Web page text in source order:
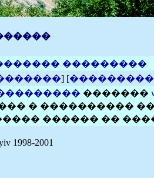
���������
] [���������
�������
� ����������
������ ��
1998-2001